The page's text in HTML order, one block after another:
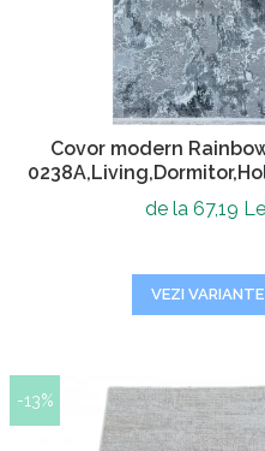
Covor modern
de la 67,19
VEZI VARIANTE
-13%